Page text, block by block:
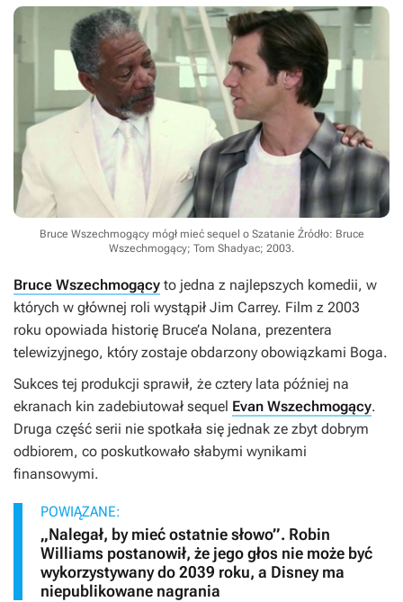
Bruce Wszechmogący mógł mieć sequel o Szatanie Źródło: Bruce
Wszechmogący; Tom Shadyac; 2003.
Bruce Wszechmogący to jedna z najlepszych komedii, w
których w głównej roli wystąpił Jim Carrey. Film z 2003
roku opowiada historię Bruce’a Nolana, prezentera
telewizyjnego, który zostaje obdarzony obowiązkami Boga.
Sukces tej produkcji sprawił, że cztery lata później na
ekranach kin zadebiutował sequel Evan Wszechmogący.
Druga część serii nie spotkała się jednak ze zbyt dobrym
odbiorem, co poskutkowało słabymi wynikami
finansowymi.
POWIĄZANE:
„Nalegał, by mieć ostatnie słowo”. Robin
Williams postanowił, że jego głos nie może być
wykorzystywany do 2039 roku, a Disney ma
niepublikowane nagrania